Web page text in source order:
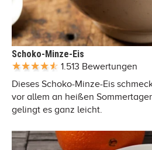
Schoko-Minze-Eis
1.513 Bewertungen
Dieses Schoko-Minze-Eis
vor allem an heißen
gelingt es ganz leicht.